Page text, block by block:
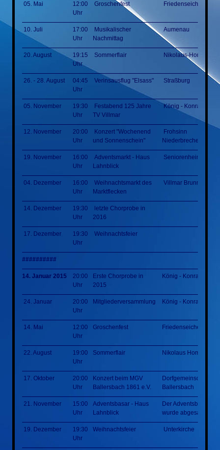
05. Mai
12:00
Uhr
Groschenfest Friedenseiche
10. Juli
17:00
Uhr
Musikalischer
Nachmittag
Aumenau
20. August
19:15
Uhr
Sommerflair Nikolaus-Homm-
26. - 28. August
04:45
Uhr
Verinsausflug "Elsass" Straßburg
05. November
19:30
Uhr
Festabend 125 Jahre
TV Villmar
König - Konrad -
12. November
20:00
Uhr
Konzert "Wochenend
und Sonnenschein"
Frohsinn
Niederbrechen
19. November
16:00
Uhr
Adventsmarkt - Haus
Lahnblick
Seniorenheim
04. Dezember
16:00
Uhr
Weihnachtsmarkt des
Marktflecken
Villmar Brunnenplatz
14. Dezember
19:30
Uhr
letzte Chorprobe in
2016
17. Dezember
19:30
Uhr
Weihnachtsfeier
##########
14. Januar 2015
20:00
Uhr
Erste Chorprobe in
2015
König - Konrad -
24. Januar
20:00
Uhr
Mitgliederversammlung König - Konrad -
14. Mai
12:00
Uhr
Groschenfest Friedenseiche
22. August
19:00
Uhr
Sommerflair Nikolaus Homm Park
17. Oktober
20:00
Uhr
Konzert beim MGV
Ballersbach 1861 e.V.
Ballersbach
21. November
15:00
Uhr
Adventsbasar - Haus
Lahnblick
Der Adventsbasar
wurde abgesagt
19. Dezember
19:30
Uhr
Weihnachtsfeier Unterkirche